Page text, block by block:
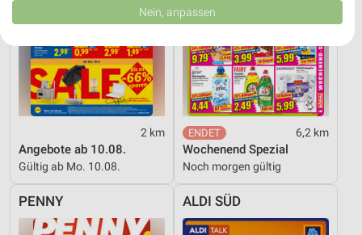
2 km
Angebote ab 10.08.
Gültig ab Mo. 10.08.
6,2 km
Wochenend Spezial
Noch morgen gültig
PENNY ALDI SÜD
Daten können außerhalb der Europäischen Union weitergegeben und in die
USA gesendet werden.
Website/App.
Partnerliste anzeigen (1 IAB-Anbieter)
Wir nutzen Ihre Daten für folgende Zwecke:
IAB-Verarbeitungszwecke:
Speichern von oder Zugriff auf Informationen
auf einem Endgerät
Werbeanzeigen
Erstellung von Profilen für personalisierte
Nein, anpassen